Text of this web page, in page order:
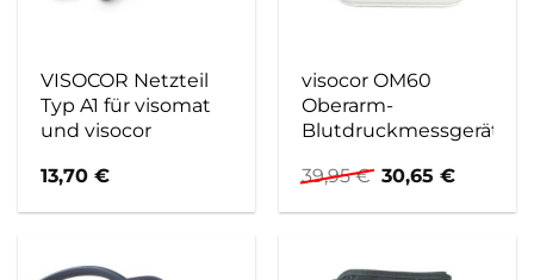
VISOCOR Netzteil
Typ A1 für visomat
und visocor
13,70€
visocor OM60
Oberarm-
Blutdruckmessgerät
39,95€ Ursprünglicher
Preis
war:
30,65€
ist: